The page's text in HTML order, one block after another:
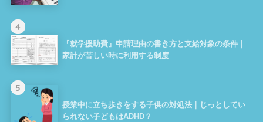
4
『就学援助費』申請理由の書き方と支給対象の条件｜
家計が苦しい時に利用する制度
5
授業中に立ち歩きをする子供の対処法｜じっとしてい
られない子どもはADHD？